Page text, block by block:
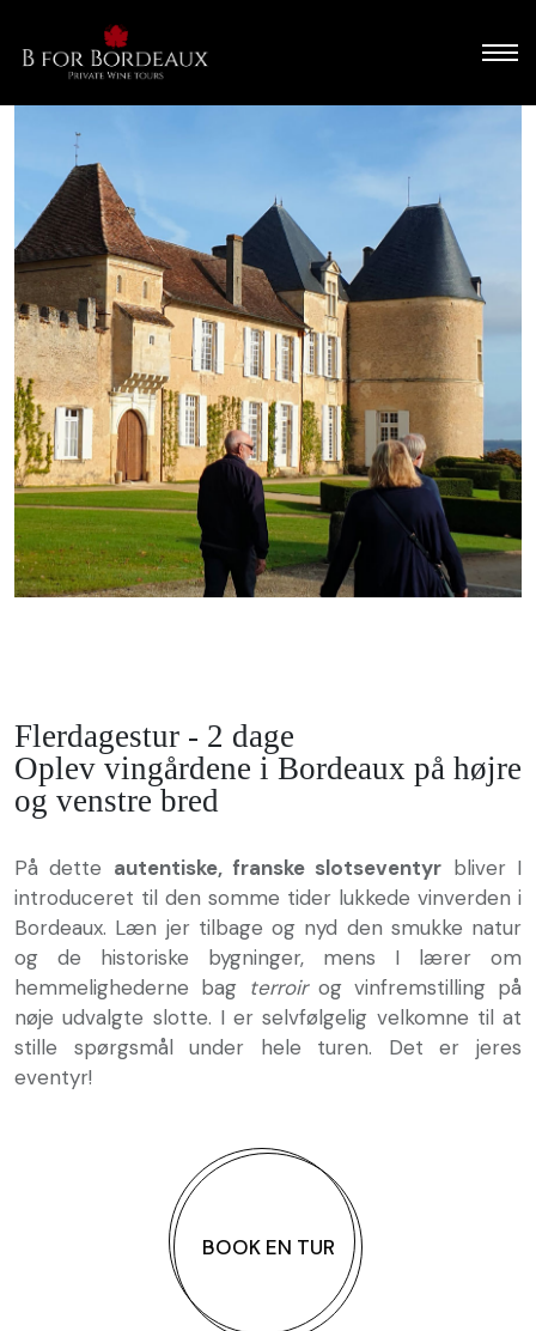
Flerdagestur - 2 dage
Oplev vingårdene i Bordeaux på højre
og venstre bred
På dette autentiske, franske slotseventyr bliver I
introduceret til den somme tider lukkede vinverden i
Bordeaux. Læn jer tilbage og nyd den smukke natur
og de historiske bygninger, mens I lærer om
hemmelighederne bag terroirog vinfremstilling på
nøje udvalgte slotte. I er selvfølgelig velkomne til at
stille spørgsmål under hele turen. Det er jeres
eventyr!
BOOK EN TUR